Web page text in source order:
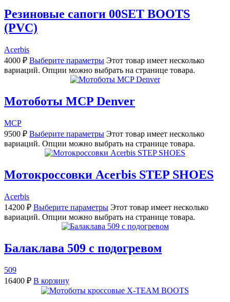
Резиновые сапоги 00SET BOOTS
(PVC)
Acerbis
4000 ₽ Выберите параметры Этот товар имеет несколько
вариаций. Опции можно выбрать на странице товара.
Мотоботы MCP Denver
MCP
9500 ₽ Выберите параметры Этот товар имеет несколько
вариаций. Опции можно выбрать на странице товара.
Мотокроссовки Acerbis STEP SHOES
Acerbis
14200 ₽ Выберите параметры Этот товар имеет несколько
вариаций. Опции можно выбрать на странице товара.
Балаклава 509 с подогревом
509
16400 ₽ В корзину